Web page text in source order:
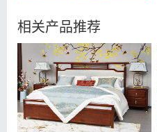
相关产品推荐